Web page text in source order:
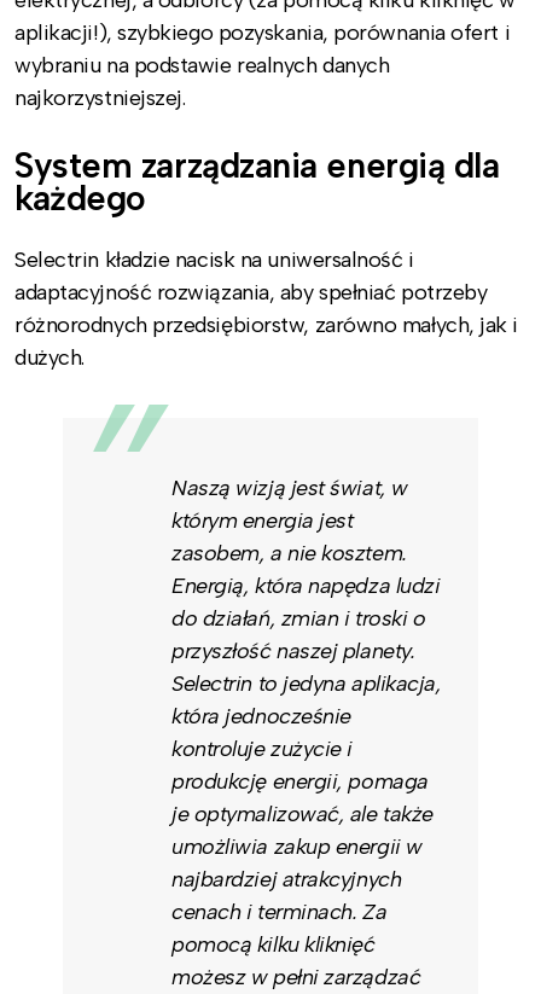
aplikacji!), szybkiego pozyskania, porównania ofert i
wybraniu na podstawie realnych danych
najkorzystniejszej.
System zarządzania energią dla
każdego
Selectrin kładzie nacisk na uniwersalność i
adaptacyjność rozwiązania, aby spełniać potrzeby
różnorodnych przedsiębiorstw, zarówno małych, jak i
dużych.
Naszą wizją jest świat, w
którym energia jest
zasobem, a nie kosztem.
Energią, która napędza ludzi
do działań, zmian i troski o
przyszłość naszej planety.
Selectrin to jedyna aplikacja,
która jednocześnie
kontroluje zużycie i
produkcję energii, pomaga
je optymalizować, ale także
umożliwia zakup energii w
najbardziej atrakcyjnych
cenach i terminach. Za
pomocą kilku kliknięć
możesz w pełni zarządzać